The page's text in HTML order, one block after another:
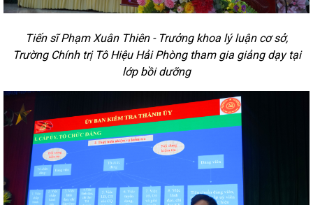
Tiến sĩ Phạm Xuân Thiên - Trưởng khoa lý luận cơ sở,
Trường Chính trị Tô Hiệu Hải Phòng tham gia giảng dạy tại
lớp bồi dưỡng